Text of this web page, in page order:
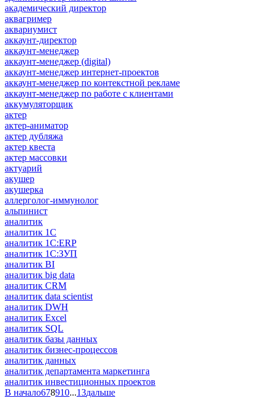
академический директор
аквагример
аквариумист
аккаунт-директор
аккаунт-менеджер
аккаунт-менеджер (digital)
аккаунт-менеджер интернет-проектов
аккаунт-менеджер по контекстной рекламе
аккаунт-менеджер по работе с клиентами
аккумуляторщик
актер
актер-аниматор
актер дубляжа
актер квеста
актер массовки
актуарий
акушер
акушерка
аллерголог-иммунолог
альпинист
аналитик
аналитик 1C
аналитик 1С:ERP
аналитик 1С:ЗУП
аналитик BI
аналитик big data
аналитик CRM
аналитик data scientist
аналитик DWH
аналитик Excel
аналитик SQL
аналитик базы данных
аналитик бизнес-процессов
аналитик данных
аналитик департамента маркетинга
аналитик инвестиционных проектов
В начало678910...13дальше